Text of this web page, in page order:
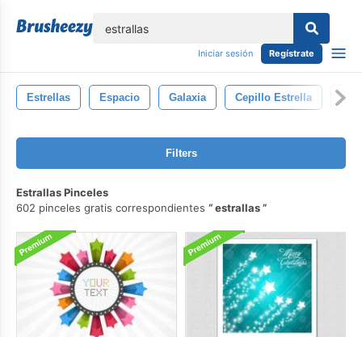
Iniciar sesión Regístrate
Estrellas Espacio Galaxia Cepillo Estrella
Filters
Estrallas Pinceles
602 pinceles gratis correspondientes
estrallas